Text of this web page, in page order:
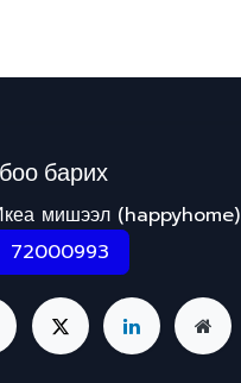
барих
мишээл (happyhome)
72000993